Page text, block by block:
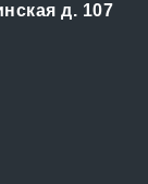
д. 107